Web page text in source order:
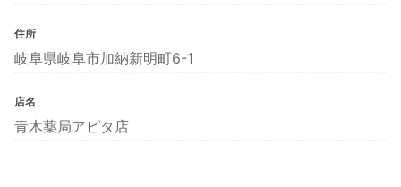
住所
岐阜県岐阜市加納新明町6-1
店名
青木薬局アピタ店